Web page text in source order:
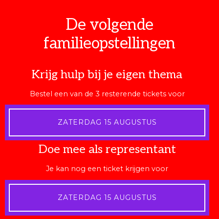
De volgende
familieopstellingen
Krijg hulp bij je eigen thema
Bestel een van de 3 resterende tickets voor
ZATERDAG 15 AUGUSTUS
Doe mee als representant
Je kan nog een ticket krijgen voor
ZATERDAG 15 AUGUSTUS